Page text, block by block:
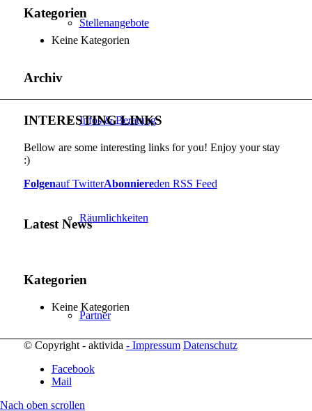
Stellenangebote
Infos & Beratung
Räumlichkeiten
Partner
Kategorien
Keine Kategorien
Archiv
INTERESTING LINKS
Bellow are some interesting links for you! Enjoy your stay
:)
Folgenauf TwitterAbonniereden RSS Feed
Latest News
Kategorien
Keine Kategorien
© Copyright - aktivida - Impressum Datenschutz
Facebook
Mail
Nach oben scrollen